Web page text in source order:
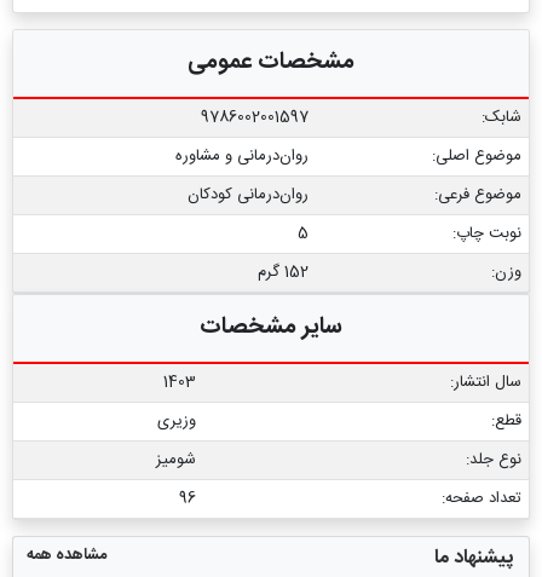
مشخصات عمومی
شابک:
9786002001597
موضوع اصلی:
روان‌درمانی و مشاوره
موضوع فرعی:
روان‏‌درمانی کودکان
نوبت چاپ:
5
وزن:
152 گرم
سایر مشخصات
سال انتشار:
1403
قطع:
وزیری
نوع جلد:
شومیز
تعداد صفحه:
96
پیشنهاد ما مشاهده همه